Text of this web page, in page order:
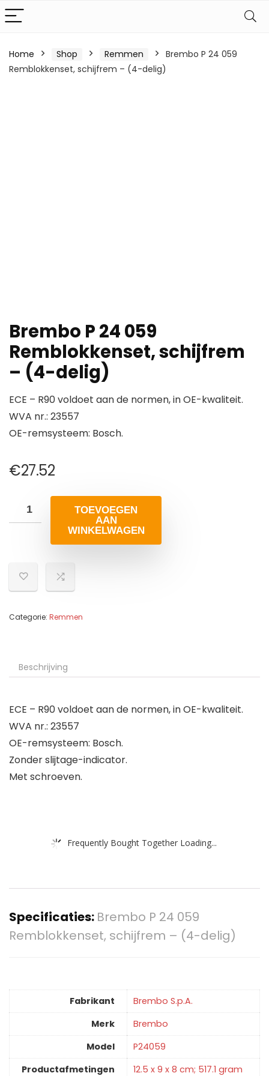
Home Shop Remmen
Brembo P 24 059
Remblokkenset, schijfrem – (4-delig)
Brembo P 24 059
Remblokkenset, schijfrem
– (4-delig)
ECE – R90 voldoet aan de normen, in OE-kwaliteit.
WVA nr.: 23557
OE-remsysteem: Bosch.
€27.52
TOEVOEGEN
AAN
WINKELWAGEN
Categorie: Remmen
Beschrijving
ECE – R90 voldoet aan de normen, in OE-kwaliteit.
WVA nr.: 23557
OE-remsysteem: Bosch.
Zonder slijtage-indicator.
Met schroeven.
Frequently Bought Together Loading...
Specificaties: Brembo P 24 059
Remblokkenset, schijfrem – (4-delig)
Fabrikant
‎Brembo S.p.A.
Merk
‎Brembo
Model
‎P24059
Productafmetingen
‎12.5 x 9 x 8 cm; 517.1 gram